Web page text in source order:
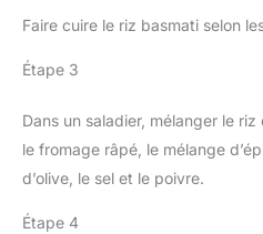
Faire cuire le riz basmati selon
Étape 3
Dans un saladier, mélanger le
le fromage râpé, le mélange
d’olive, le sel et le poivre.
Étape 4